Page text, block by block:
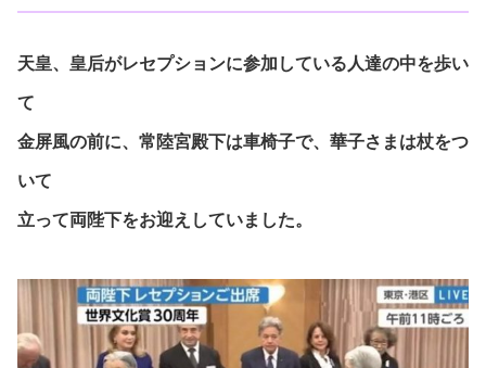
天皇、皇后がレセプションに参加している人達の中を歩い
て
金屏風の前に、常陸宮殿下は車椅子で、華子さまは杖をつ
いて
立って両陛下をお迎えしていました。